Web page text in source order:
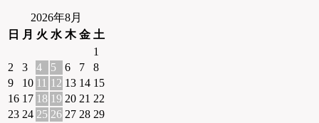
2026年8月
日
月 火 水 木 金 土
1
2
3 4 5 6 7
8
9
10 11 12 13 14 15
16 17 18 19 20 21 22
23 24 25 26 27 28 29